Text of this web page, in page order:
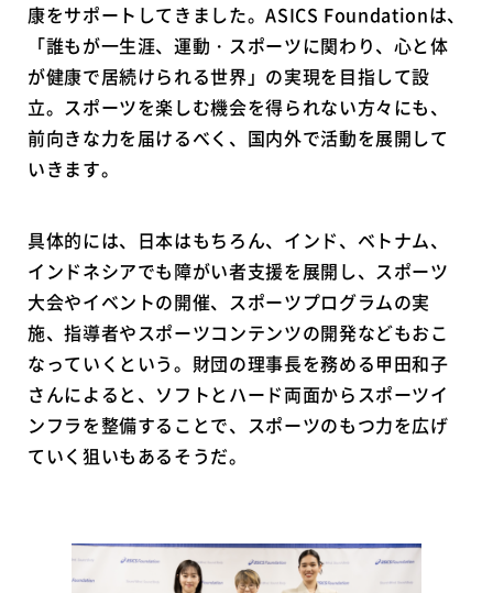
康をサポートしてきました。ASICS Foundationは、
「誰もが一生涯、運動・スポーツに関わり、心と体
が健康で居続けられる世界」の実現を目指して設
立。スポーツを楽しむ機会を得られない方々にも、
前向きな力を届けるべく、国内外で活動を展開して
いきます。
具体的には、日本はもちろん、インド、ベトナム、
インドネシアでも障がい者支援を展開し、スポーツ
大会やイベントの開催、スポーツプログラムの実
施、指導者やスポーツコンテンツの開発などもおこ
なっていくという。財団の理事長を務める甲田和子
さんによると、ソフトとハード両面からスポーツイ
ンフラを整備することで、スポーツのもつ力を広げ
ていく狙いもあるそうだ。